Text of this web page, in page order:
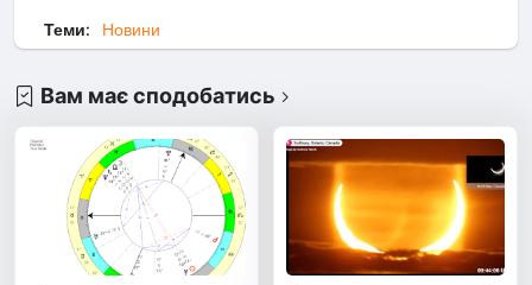
Теми: Новини
Вам має сподобатись